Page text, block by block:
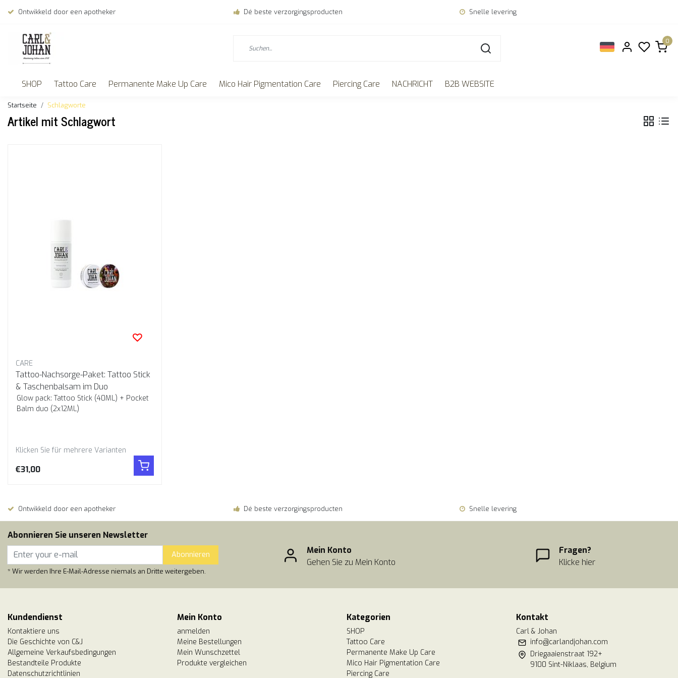
Ontwikkeld door een apotheker Dé beste verzorgingsproducten Snelle levering
0
SHOP Tattoo Care Permanente Make Up Care Mico Hair Pigmentation Care Piercing Care NACHRICHT B2B WEBSITE
Startseite Schlagworte
Artikel mit Schlagwort
CARE
Tattoo-Nachsorge-Paket: Tattoo Stick
& Taschenbalsam im Duo
Glow pack: Tattoo Stick (40ML) + Pocket
Balm duo (2x12ML)
Klicken Sie für mehrere Varianten
€31,00
Ontwikkeld door een apotheker Dé beste verzorgingsproducten Snelle levering
Abonnieren Sie unseren Newsletter
Abonnieren
* Wir werden Ihre E-Mail-Adresse niemals an Dritte weitergeben.
Mein Konto
Gehen Sie zu Mein Konto
Fragen?
Klicke hier
Kundendienst
Kontaktiere uns
Die Geschichte von C&J
Allgemeine Verkaufsbedingungen
Bestandteile Produkte
Datenschutzrichtlinien
Mein Konto
anmelden
Meine Bestellungen
Mein Wunschzettel
Produkte vergleichen
Kategorien
SHOP
Tattoo Care
Permanente Make Up Care
Mico Hair Pigmentation Care
Piercing Care
Kontakt
Carl & Johan
info@carlandjohan.com
Driegaaienstraat 192+
9100 Sint-Niklaas, Belgium